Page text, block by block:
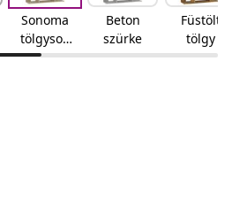
Sonoma
tölgyson
oma
Beton
szürke
Füstölt
tölgy